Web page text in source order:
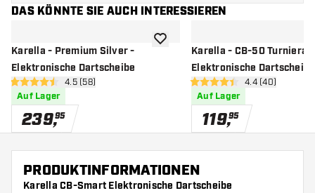
DAS KÖNNTE SIE AUCH INTERESSIEREN
Karella - Premium Silver -
Elektronische Dartscheibe
Bewertungsbereich öffnen
4.5 Bewertungssterne
4.5 (58)
Auf Lager
239,95
Zur Wunschliste hinzufügen
Karella - CB-50
Elektronische Dartscheibe
4.4 Bewertungssterne
4.4 (40)
Auf Lager
119,95
PRODUKTINFORMATIONEN
Karella CB-Smart Elektronische Dartscheibe